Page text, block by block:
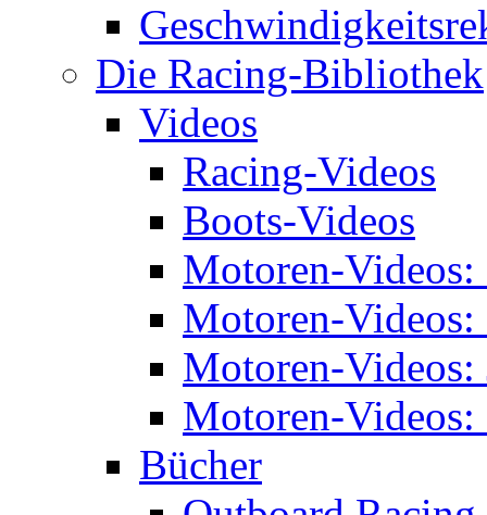
Die Racing-Bibliothek
Videos
Racing-Videos
Boots-Videos
Motoren-
Motoren-
Motoren-Videos:
Motoren-Videos:
Bücher